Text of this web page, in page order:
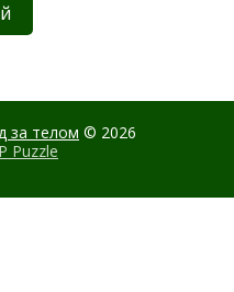
за телом © 2026
Puzzle